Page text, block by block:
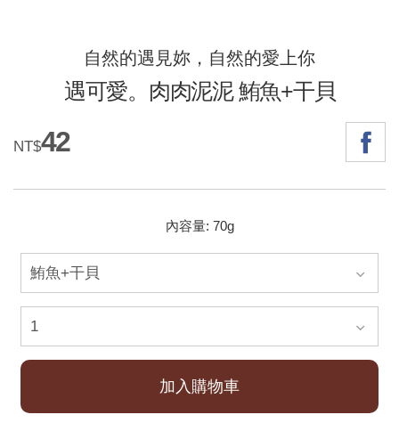
自然的遇見妳，自然的愛上你
遇可愛。肉肉泥泥 鮪魚+干貝
NT$42
內容量: 70g
加入購物車